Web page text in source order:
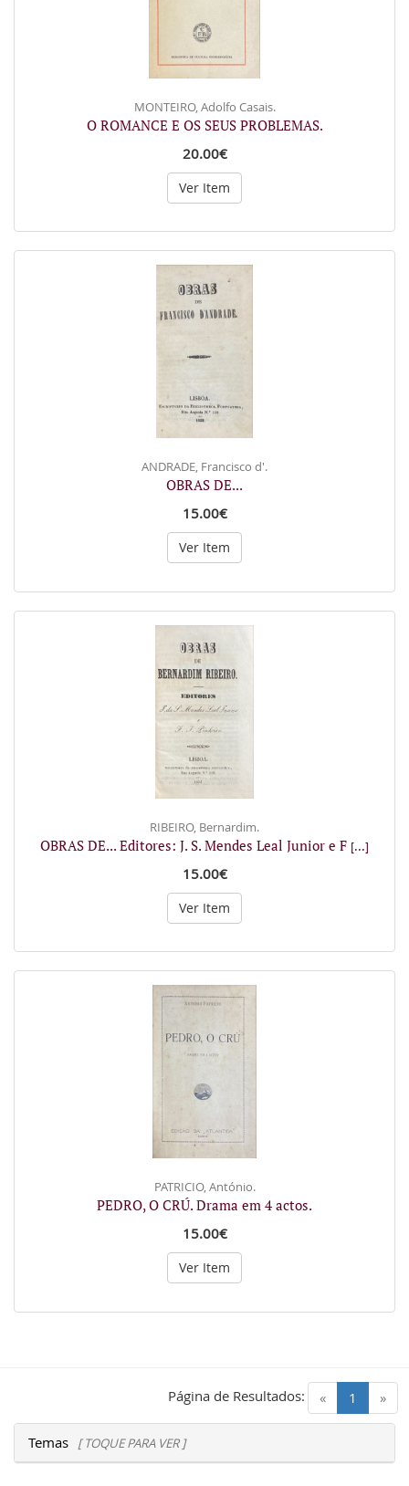
MONTEIRO, Adolfo Casais.
O ROMANCE E OS SEUS PROBLEMAS.
20.00€
Ver Item
ANDRADE, Francisco d'.
OBRAS DE...
15.00€
Ver Item
RIBEIRO, Bernardim.
OBRAS DE... Editores: J. S. Mendes Leal Junior e F [...]
15.00€
Ver Item
PATRICIO, António.
PEDRO, O CRÚ. Drama em 4 actos.
15.00€
Ver Item
« 1 (current)
»
Página de Resultados:
Temas [ TOQUE PARA VER ]